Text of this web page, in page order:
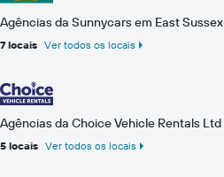
Agências da Sunnycars em East Sussex
7 locais Ver todos os locais
Agências da Choice Vehicle Rentals
5 locais Ver todos os locais